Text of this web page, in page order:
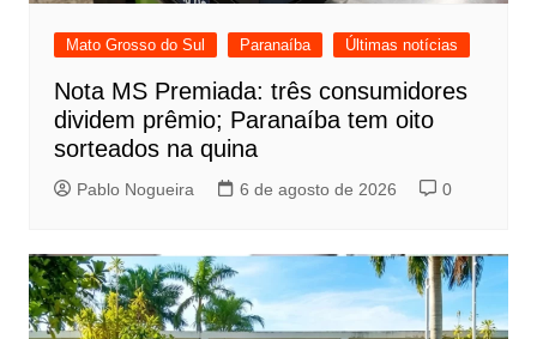
Mato Grosso do Sul Paranaíba Últimas notícias
Nota MS Premiada: três consumidores
dividem prêmio; Paranaíba tem oito
sorteados na quina
Pablo Nogueira 6 de agosto de 2026 0